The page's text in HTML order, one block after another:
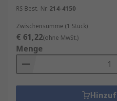
RS Best.-Nr. 214-4150
Zwischensumme (1 Stück)
€ 61,22(ohne MwSt.)
Menge